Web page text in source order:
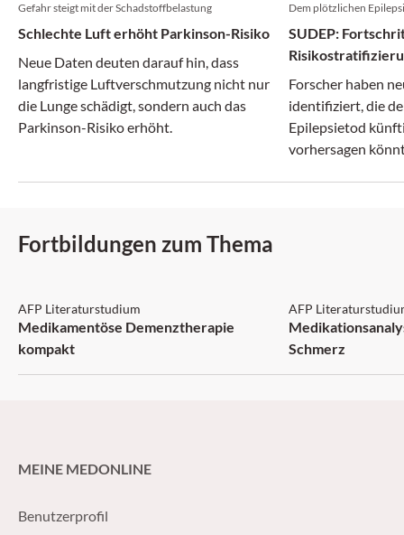
Gefahr steigt mit der Schadstoffbelastung
Schlechte Luft erhöht Parkinson-Risiko
Neue Daten deuten darauf hin, dass
langfristige Luftverschmutzung nicht nur
die Lunge schädigt, sondern auch das
Parkinson-Risiko erhöht.
Dem plötzlichen
SUDEP:
Forscher haben
identifiziert, die
Epilepsietod
vorhersagen
Fortbildungen zum Thema
AFP Literaturstudium
Medikamentöse Demenztherapie
kompakt
AFP
Schmerz
MEINE MEDONLINE
Benutzerprofil